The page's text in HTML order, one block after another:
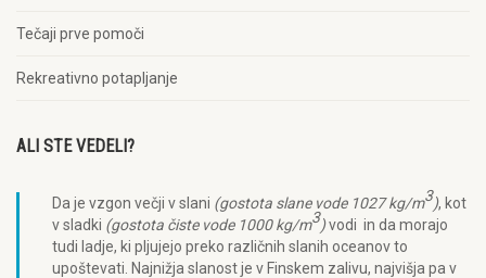
Tečaji prve pomoči
Rekreativno potapljanje
ALI STE VEDELI?
Da je vzgon večji v slani (gostota slane vode 1027 kg/m3), kot
v sladki (gostota čiste vode 1000 kg/m3)vodi in da morajo
tudi ladje, ki pljujejo preko različnih slanih oceanov to
upoštevati. Najnižja slanost je v Finskem zalivu, najvišja pa v